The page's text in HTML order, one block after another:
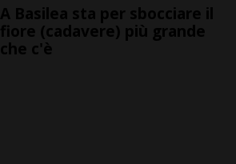
A Basilea sta per sbocciare il
fiore (cadavere) più grande
che c'è